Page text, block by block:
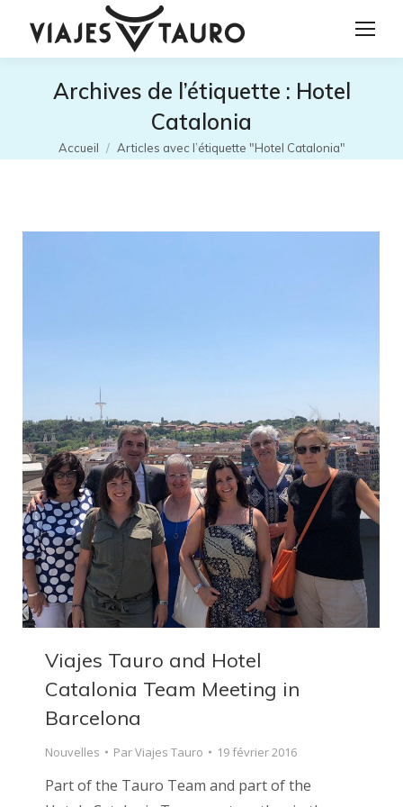
Archives de l’étiquette : Hotel
Catalonia
Vous êtes ici :
Accueil Articles avec l’étiquette "Hotel Catalonia"
Viajes Tauro and Hotel
Catalonia Team Meeting in
Barcelona
Nouvelles ParViajes Tauro 19 février 2016
Part of the Tauro Team and part of the